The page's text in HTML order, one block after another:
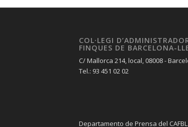
COL·LEGI
FINQUES DE BARCELONA-
C/ Mallorca 214, local, 08008 -
Tel.: 93 451 02 02
Departamento de Prensa del